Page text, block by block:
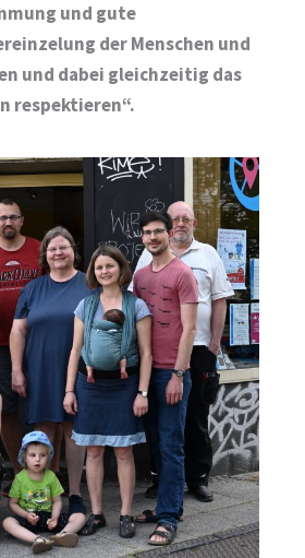
und gute
der Menschen und
und dabei gleichzeitig das
respektieren“.